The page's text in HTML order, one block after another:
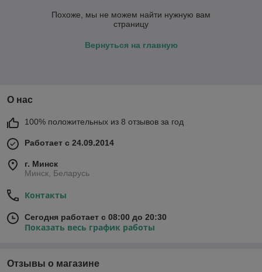
Похоже, мы не можем найти нужную вам
страницу
Вернуться на главную
О нас
100% положительных из 8 отзывов за год
Работает с 24.09.2014
г. Минск
Минск, Беларусь
Контакты
Сегодня работает с 08:00 до 20:30
Показать весь график работы
Отзывы о магазине